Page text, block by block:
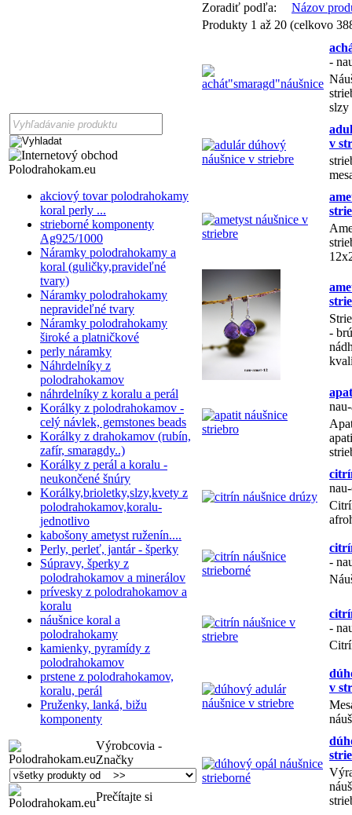
akciový tovar polodrahokamy
koral perly ...
strieborné komponenty
Ag925/1000
Náramky polodrahokamy a
koral (guličky,pravideľné
tvary)
Náramky polodrahokamy
nepravideľné tvary
Náramky polodrahokamy
široké a platničkové
perly náramky
Náhrdelníky z
polodrahokamov
náhrdelníky z koralu a perál
Korálky z polodrahokamov -
celý návlek, gemstones beads
Korálky z drahokamov (rubín,
zafír, smaragdy..)
Korálky z perál a koralu -
neukončené šnúry
Korálky,brioletky,slzy,kvety z
polodrahokamov,koralu-
jednotlivo
kabošony ametyst ruženín....
Perly, perleť, jantár - šperky
Súpravy, šperky z
polodrahokamov a minerálov
prívesky z polodrahokamov a
koralu
náušnice koral a
polodrahokamy
kamienky, pyramídy z
polodrahokamov
prstene z polodrahokamov,
koralu, perál
Pruženky, lanká, bižu
komponenty
Výrobcovia -
Značky
Prečítajte si
Zoradiť podľa:
Názov
Produkty 1 až 20 (celkovo
-
slzy
v
-
-
-
v